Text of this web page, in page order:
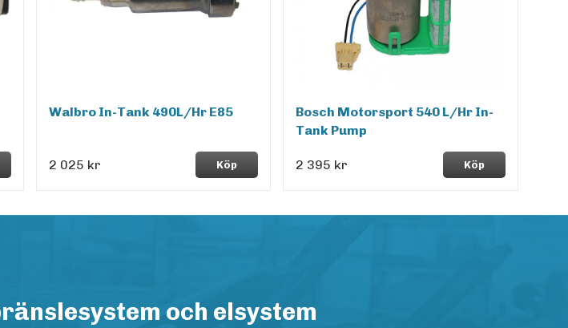
Walbro In-Tank 490L/Hr E85
2 025 kr Köp
Bosch Motorsport 540 L/Hr In-
Tank Pump
2 395 kr Köp
och elsystem